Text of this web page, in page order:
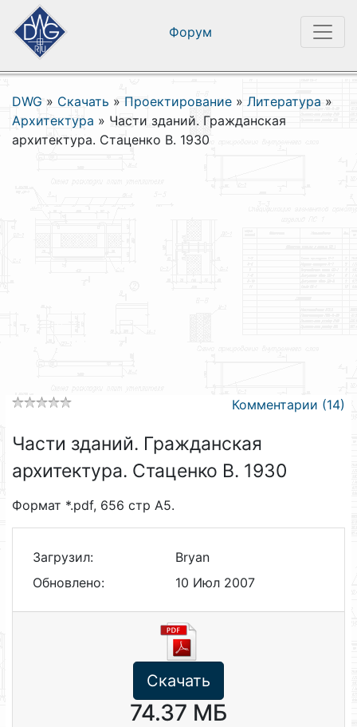
Форум
DWG » Скачать » Проектирование » Литература »
Архитектура » Части зданий. Гражданская
архитектура. Стаценко В. 1930
Комментарии (14)
Части зданий. Гражданская
архитектура. Стаценко В. 1930
Формат *.pdf, 656 стр А5.
Загрузил:
Bryan
Обновлено:
10 Июл 2007
Скачать
74.37 МБ